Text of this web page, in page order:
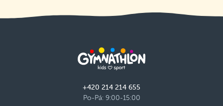
+420 214 214 655
Po-Pá: 9:00-15:00